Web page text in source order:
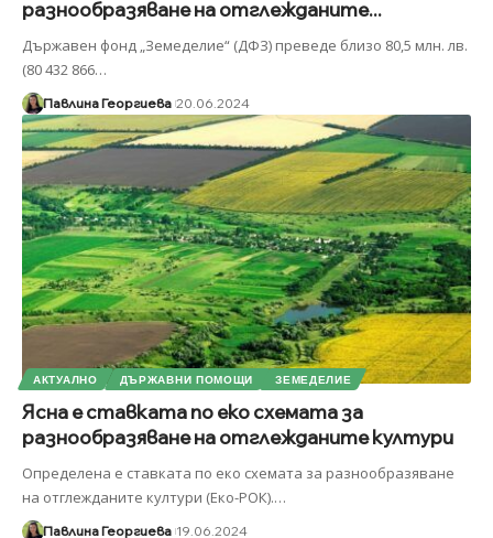
разнообразяване на отглежданите...
Държавен фонд „Земеделие“ (ДФЗ) преведе близо 80,5 млн. лв.
(80 432 866…
Павлина Георгиева 20.06.2024
АКТУАЛНО ДЪРЖАВНИ ПОМОЩИ ЗЕМЕДЕЛИЕ
Ясна е ставката по еко схемата за
разнообразяване на отглежданите култури
Определена е ставката по еко схемата за разнообразяване
на отглежданите култури (Еко-РОК).…
Павлина Георгиева 19.06.2024